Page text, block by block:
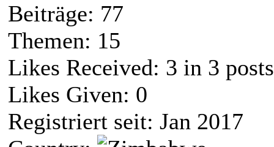
Beiträge: 77
Themen: 15
Likes Received: 3 in 3 posts
Likes Given: 0
Registriert seit: Jan 2017